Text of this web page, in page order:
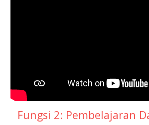
Fungsi 2: Pembelajaran